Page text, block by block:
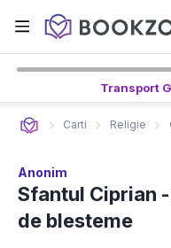
Transport
Carti Religie
Anonim
Sfantul Ciprian
de blesteme